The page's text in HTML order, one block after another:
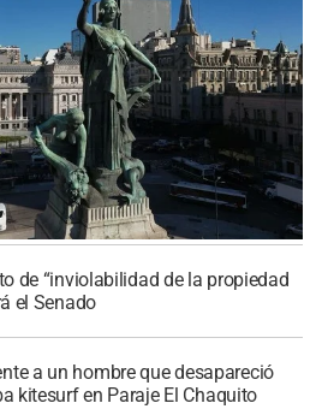
de “inviolabilidad de la propiedad
el Senado
a un hombre que desapareció
kitesurf en Paraje El Chaquito